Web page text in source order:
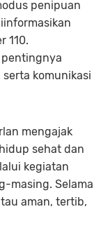
penipuan
110.
serta komunikasi
mengajak
sehat dan
kegiatan
masing. Selama
aman, tertib,